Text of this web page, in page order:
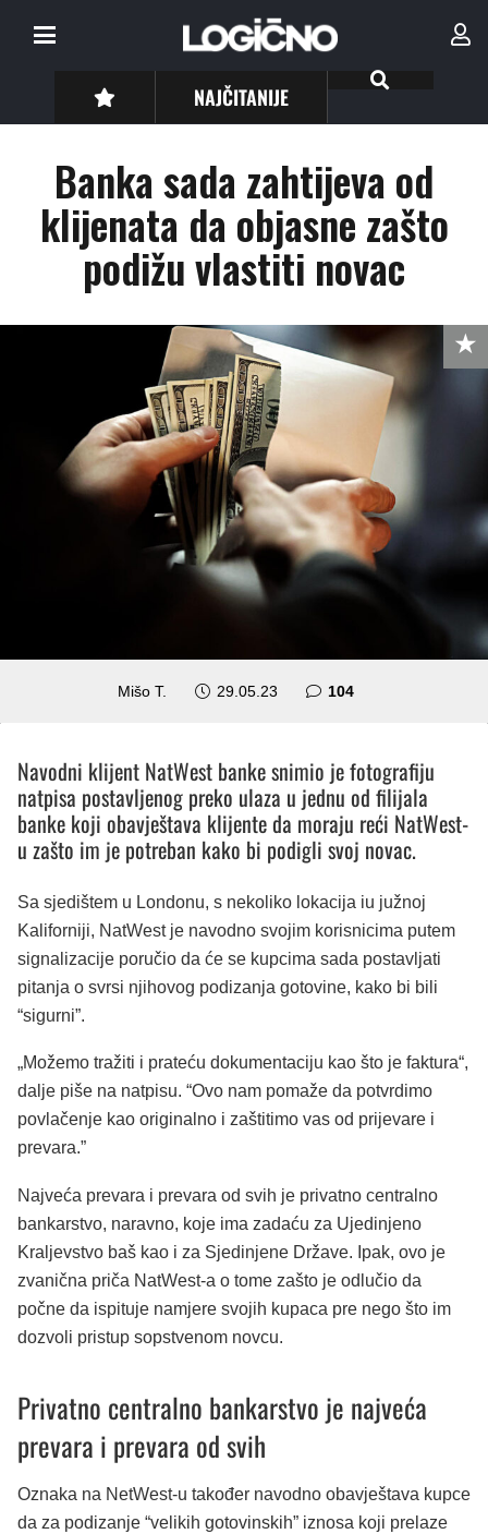
NAJČITANIJE
Banka sada zahtijeva od
klijenata da objasne zašto
podižu vlastiti novac
Mišo T. 29.05.23 104komentara
Navodni klijent NatWest banke snimio je fotografiju
natpisa postavljenog preko ulaza u jednu od filijala
banke koji obavještava klijente da moraju reći NatWest-
u zašto im je potreban kako bi podigli svoj novac.
Sa sjedištem u Londonu, s nekoliko lokacija iu južnoj
Kaliforniji, NatWest je navodno svojim korisnicima putem
signalizacije poručio da će se kupcima sada postavljati
pitanja o svrsi njihovog podizanja gotovine, kako bi bili
“sigurni”.
„Možemo tražiti i prateću dokumentaciju kao što je faktura“,
dalje piše na natpisu. “Ovo nam pomaže da potvrdimo
povlačenje kao originalno i zaštitimo vas od prijevare i
prevara.”
Najveća prevara i prevara od svih je privatno centralno
bankarstvo, naravno, koje ima zadaću za Ujedinjeno
Kraljevstvo baš kao i za Sjedinjene Države. Ipak, ovo je
zvanična priča NatWest-a o tome zašto je odlučio da
počne da ispituje namjere svojih kupaca pre nego što im
dozvoli pristup sopstvenom novcu.
Privatno centralno bankarstvo je najveća
prevara i prevara od svih
Oznaka na NetWest-u također navodno obavještava kupce
da za podizanje “velikih gotovinskih” iznosa koji prelaze